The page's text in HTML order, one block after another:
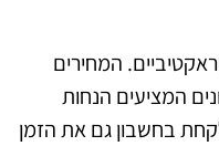
המחירים
המציעים הנחות
בחשבון גם את הזמן